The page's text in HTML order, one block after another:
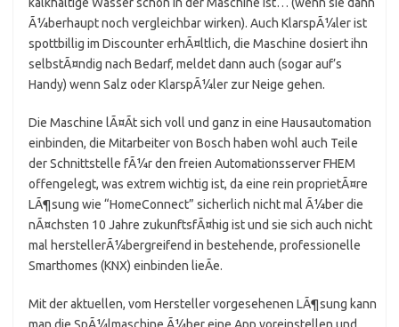
Ã¼berhaupt noch vergleichbar wirken). Auch KlarspÃ¼ler ist
spottbillig im Discounter erhÃ¤ltlich, die Maschine dosiert ihn
selbstÃ¤ndig nach Bedarf, meldet dann auch (sogar auf’s
Handy) wenn Salz oder KlarspÃ¼ler zur Neige gehen.
Die Maschine lÃ¤Ãt sich voll und ganz in eine Hausautomation
einbinden, die Mitarbeiter von Bosch haben wohl auch Teile
der Schnittstelle fÃ¼r den freien Automationsserver FHEM
offengelegt, was extrem wichtig ist, da eine rein proprietÃ¤re
LÃ¶sung wie “HomeConnect” sicherlich nicht mal Ã¼ber die
nÃ¤chsten 10 Jahre zukunftsfÃ¤hig ist und sie sich auch nicht
mal herstellerÃ¼bergreifend in bestehende, professionelle
Smarthomes (KNX) einbinden lieÃe.
Mit der aktuellen, vom Hersteller vorgesehenen LÃ¶sung kann
man die SpÃ¼lmaschine Ã¼ber eine App voreinstellen und